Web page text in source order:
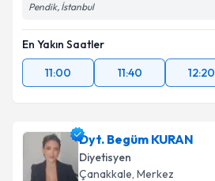
Pendik, İstanbul
En Yakın Saatler
11:00
11:40 12:20
Dyt. Begüm KURAN
Diyetisyen
Çanakkale, Merkez